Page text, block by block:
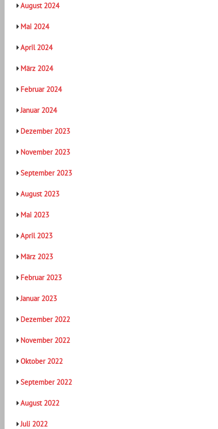
August 2024
Mai 2024
April 2024
März 2024
Februar 2024
Januar 2024
Dezember 2023
November 2023
September 2023
August 2023
Mai 2023
April 2023
März 2023
Februar 2023
Januar 2023
Dezember 2022
November 2022
Oktober 2022
September 2022
August 2022
Juli 2022